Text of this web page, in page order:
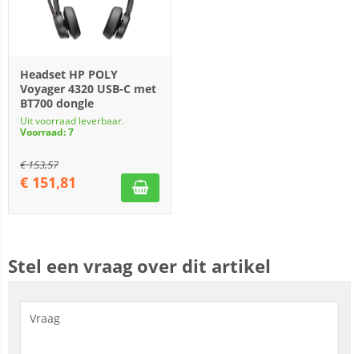
Headset HP POLY
Voyager 4320 USB-C met
BT700 dongle
Uit voorraad leverbaar.
Voorraad: 7
€153,57
€ 151,81
Stel een vraag over dit artikel